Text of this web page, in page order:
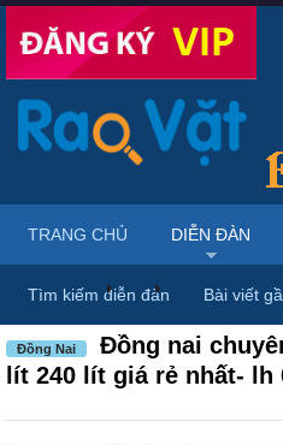
Diễn đàn ... Rao vặt tổng
Đồng Nai
Đồng nai
lít 240 lít giá rẻ nhất- lh
TRANG CHỦ DIỄN ĐÀN
Tìm kiếm diễn đàn Bài viết